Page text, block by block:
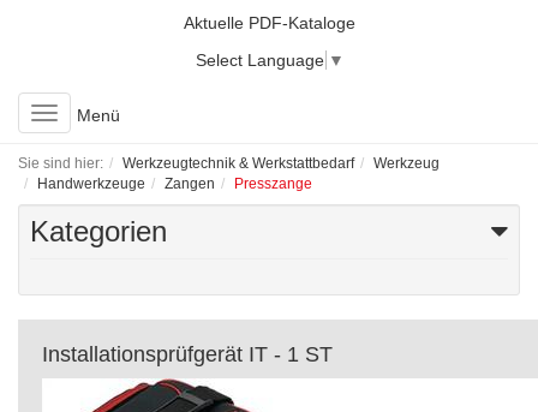
Aktuelle PDF-Kataloge
Select Language ▼
Toggle
navigation
Menü
Sie sind hier: Werkzeugtechnik & Werkstattbedarf
Werkzeug
Handwerkzeuge
Zangen Presszange
Kategorien
Installationsprüfgerät IT - 1 ST